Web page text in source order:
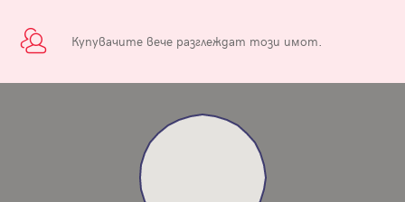
Купувачите вече разглеждат този имот.